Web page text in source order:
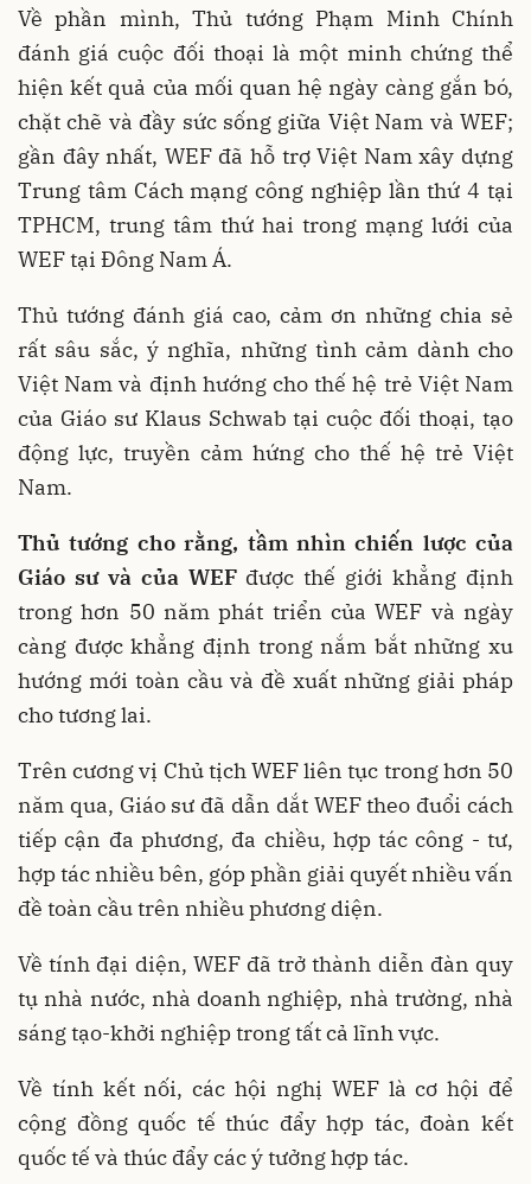
Về phần mình, Thủ tướng Phạm Minh Chính
đánh giá cuộc đối thoại là một minh chứng thể
hiện kết quả của mối quan hệ ngày càng gắn bó,
chặt chẽ và đầy sức sống giữa Việt Nam và WEF;
gần đây nhất, WEF đã hỗ trợ Việt Nam xây dựng
Trung tâm Cách mạng công nghiệp lần thứ 4 tại
TPHCM, trung tâm thứ hai trong mạng lưới của
WEF tại Đông Nam Á.
Thủ tướng đánh giá cao, cảm ơn những chia sẻ
rất sâu sắc, ý nghĩa, những tình cảm dành cho
Việt Nam và định hướng cho thế hệ trẻ Việt Nam
của Giáo sư Klaus Schwab tại cuộc đối thoại, tạo
động lực, truyền cảm hứng cho thế hệ trẻ Việt
Nam.
Thủ tướng cho rằng, tầm nhìn chiến lược của
Giáo sư và của WEF được thế giới khẳng định
trong hơn 50 năm phát triển của WEF và ngày
càng được khẳng định trong nắm bắt những xu
hướng mới toàn cầu và đề xuất những giải pháp
cho tương lai.
Trên cương vị Chủ tịch WEF liên tục trong hơn 50
năm qua, Giáo sư đã dẫn dắt WEF theo đuổi cách
tiếp cận đa phương, đa chiều, hợp tác công - tư,
hợp tác nhiều bên, góp phần giải quyết nhiều vấn
đề toàn cầu trên nhiều phương diện.
Về tính đại diện, WEF đã trở thành diễn đàn quy
tụ nhà nước, nhà doanh nghiệp, nhà trường, nhà
sáng tạo-khởi nghiệp trong tất cả lĩnh vực.
Về tính kết nối, các hội nghị WEF là cơ hội để
cộng đồng quốc tế thúc đẩy hợp tác, đoàn kết
quốc tế và thúc đẩy các ý tưởng hợp tác.